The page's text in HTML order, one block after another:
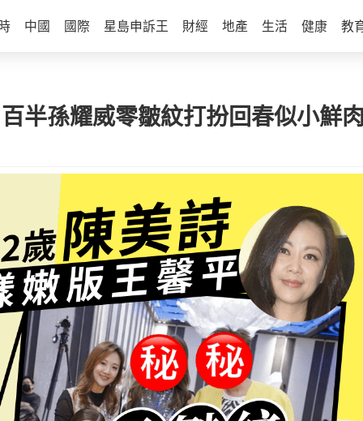
中國 國際 星島申訴王 財經 地產 生活 健康 教
半孫耀威零皺紋打扮回春似小鮮